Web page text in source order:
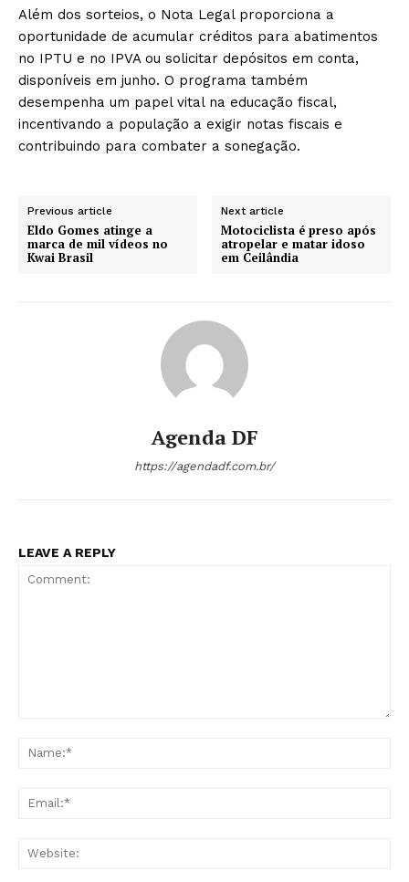
Além dos sorteios, o Nota Legal proporciona a
oportunidade de acumular créditos para abatimentos
no IPTU e no IPVA ou solicitar depósitos em conta,
disponíveis em junho. O programa também
desempenha um papel vital na educação fiscal,
incentivando a população a exigir notas fiscais e
contribuindo para combater a sonegação.
Previous article
Eldo Gomes atinge a
marca de mil vídeos no
Kwai Brasil
Next article
Motociclista é preso após
atropelar e matar idoso
em Ceilândia
Agenda DF
https://agendadf.com.br/
LEAVE A REPLY